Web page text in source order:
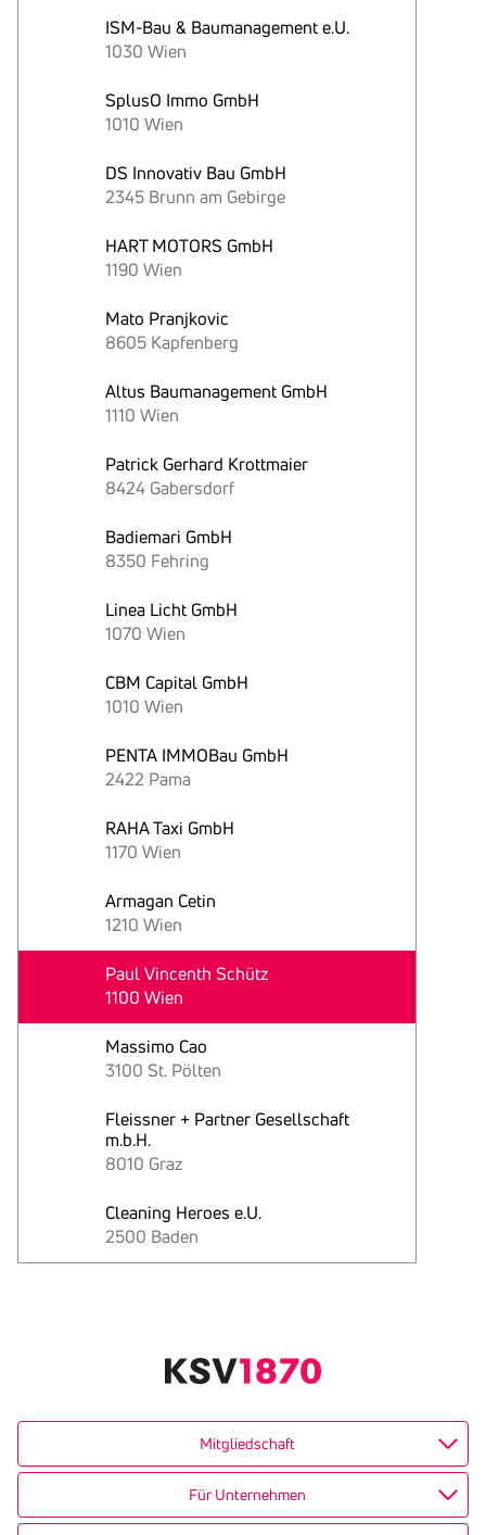
ISM-Bau & Baumanagement e.U.
1030 Wien
SplusO Immo GmbH
1010 Wien
DS Innovativ Bau GmbH
2345 Brunn am Gebirge
HART MOTORS GmbH
1190 Wien
Mato Pranjkovic
8605 Kapfenberg
Altus Baumanagement GmbH
1110 Wien
Patrick Gerhard Krottmaier
8424 Gabersdorf
Badiemari GmbH
8350 Fehring
Linea Licht GmbH
1070 Wien
CBM Capital GmbH
1010 Wien
PENTA IMMOBau GmbH
2422 Pama
RAHA Taxi GmbH
1170 Wien
Armagan Cetin
1210 Wien
Paul Vincenth Schütz
1100 Wien
Massimo Cao
3100 St. Pölten
Fleissner + Partner Gesellschaft
m.b.H.
8010 Graz
Cleaning Heroes e.U.
2500 Baden
Mitgliedschaft
Für Unternehmen